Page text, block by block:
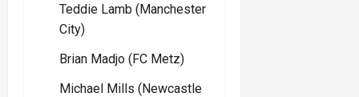
Teddie Lamb (Manchester
City)
Brian Madjo (FC Metz)
Michael Mills (Newcastle